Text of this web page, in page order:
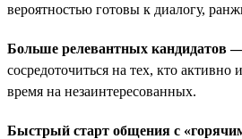
вероятностью готовы к диалогу,
Больше релевантных кандидатов
сосредоточиться на тех, кто активно
время на незаинтересованных.
Быстрый старт общения с